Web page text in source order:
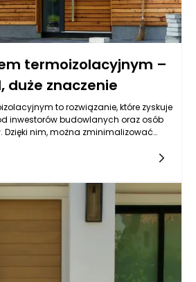
termoizolacyjnym –
duże znaczenie
to rozwiązanie, które zyskuje
inwestorów budowlanych oraz osób
nim, można zminimalizować
o wysokich właściwościach
pozwala na znaczną redukcję
i eliminację mostków
rosnących kosztów energii, inwestycja
staje się coraz bardziej
na bilans energetyczny domu jest nie